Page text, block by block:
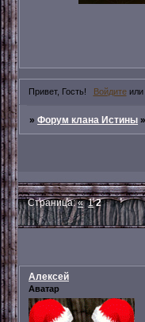
Привет, Гость! Войдитеили
»Форум клана Истины
Страница:« 1 2
Алексей
Аватар